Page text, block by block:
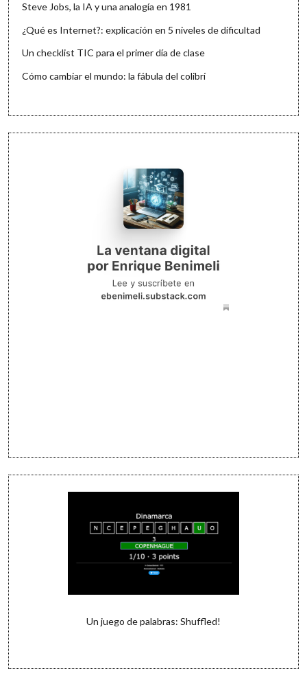
Steve Jobs, la IA y una analogía en 1981
¿Qué es Internet?: explicación en 5 niveles de dificultad
Un checklist TIC para el primer día de clase
Cómo cambiar el mundo: la fábula del colibrí
Un juego de palabras: Shuffled!